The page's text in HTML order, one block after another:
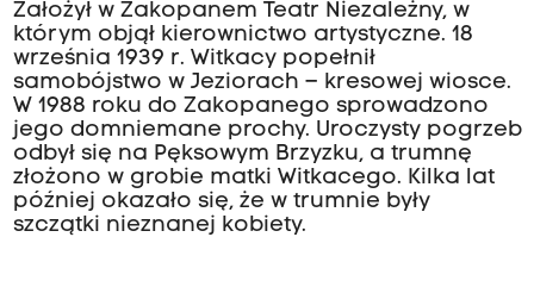
Założył w Zakopanem Teatr Niezależny, w
którym objął kierownictwo artystyczne. 18
września 1939 r. Witkacy popełnił
samobójstwo w Jeziorach – kresowej wiosce.
W 1988 roku do Zakopanego sprowadzono
jego domniemane prochy. Uroczysty pogrzeb
odbył się na Pęksowym Brzyzku, a trumnę
złożono w grobie matki Witkacego. Kilka lat
później okazało się, że w trumnie były
szczątki nieznanej kobiety.